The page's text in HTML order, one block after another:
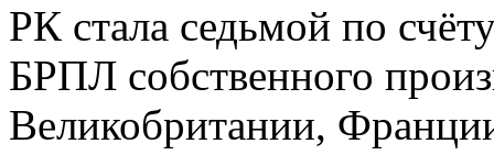
РК стала седьмой по
БРПЛ собственного
Великобритании,